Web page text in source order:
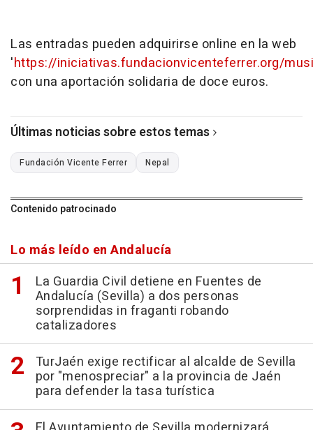
Las entradas pueden adquirirse online en la web
'https://iniciativas.fundacionvicenteferrer.org/
con una aportación solidaria de doce euros.
Últimas noticias sobre estos temas
Fundación Vicente Ferrer Nepal
Contenido patrocinado
Lo más leído en Andalucía
La Guardia Civil detiene en Fuentes de
Andalucía (Sevilla) a dos personas
sorprendidas in fraganti robando
catalizadores
TurJaén exige rectificar al alcalde de Sevilla
por "menospreciar" a la provincia de Jaén
para defender la tasa turística